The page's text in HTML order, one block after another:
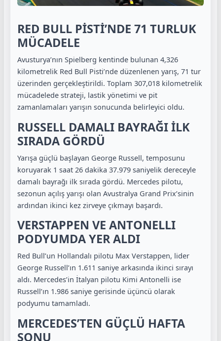
RED BULL PİSTİ’NDE 71 TURLUK
MÜCADELE
Avusturya’nın Spielberg kentinde bulunan 4,326
kilometrelik Red Bull Pisti’nde düzenlenen yarış, 71 tur
üzerinden gerçekleştirildi. Toplam 307,018 kilometrelik
mücadelede strateji, lastik yönetimi ve pit
zamanlamaları yarışın sonucunda belirleyici oldu.
RUSSELL DAMALI BAYRAĞI İLK
SIRADA GÖRDÜ
Yarışa güçlü başlayan George Russell, temposunu
koruyarak 1 saat 26 dakika 37.979 saniyelik dereceyle
damalı bayrağı ilk sırada gördü. Mercedes pilotu,
sezonun açılış yarışı olan Avustralya Grand Prix’sinin
ardından ikinci kez zirveye çıkmayı başardı.
VERSTAPPEN VE ANTONELLI
PODYUMDA YER ALDI
Red Bull’un Hollandalı pilotu Max Verstappen, lider
George Russell’ın 1.611 saniye arkasında ikinci sırayı
aldı. Mercedes’in İtalyan pilotu Kimi Antonelli ise
Russell’ın 1.986 saniye gerisinde üçüncü olarak
podyumu tamamladı.
MERCEDES’TEN GÜÇLÜ HAFTA
SONU